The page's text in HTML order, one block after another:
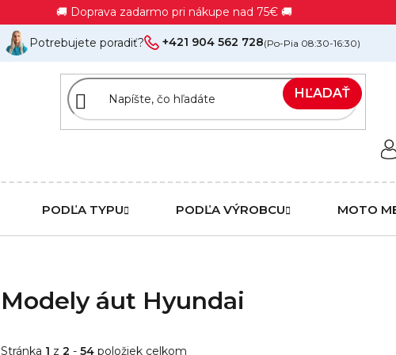
🚚 Doprava zadarmo pri nákupe nad 75€ 🚚
Potrebujete poradiť? +421 904 562 728(Po-Pia 08:30-16:30)
HĽADAŤ
PODĽA TYPU PODĽA VÝROBCU MOTO
Modely áut Hyundai
Stránka 1 z 2 - 54 položiek celkom